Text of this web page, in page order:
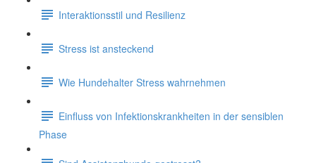
Interaktionsstil und Resilienz
Stress ist ansteckend
Wie Hundehalter Stress wahrnehmen
Einfluss von Infektionskrankheiten in der sensiblen
Phase